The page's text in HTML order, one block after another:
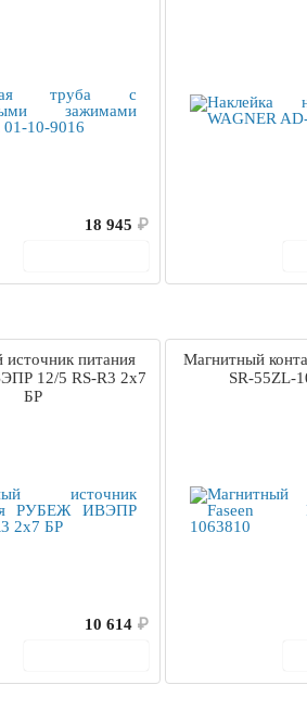
18 945 ₽
питания
12/5 RS-R3 2х7
БР
10 614 ₽
Магнитный
SR-55ZL-